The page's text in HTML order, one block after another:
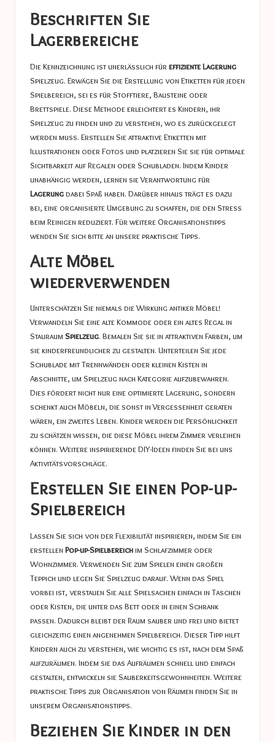
Beschriften Sie
Lagerbereiche
Die Kennzeichnung ist unerlässlich für effiziente Lagerung
Spielzeug. Erwägen Sie die Erstellung von Etiketten für jeden
Spielbereich, sei es für Stofftiere, Bausteine ​​oder
Brettspiele. Diese Methode erleichtert es Kindern, ihr
Spielzeug zu finden und zu verstehen, wo es zurückgelegt
werden muss. Erstellen Sie attraktive Etiketten mit
Illustrationen oder Fotos und platzieren Sie sie für optimale
Sichtbarkeit auf Regalen oder Schubladen. Indem Kinder
unabhängig werden, lernen sie Verantwortung für
Lagerungdabei Spaß haben. Darüber hinaus trägt es dazu
bei, eine organisierte Umgebung zu schaffen, die den Stress
beim Reinigen reduziert. Für weitere Organisationstipps
wenden Sie sich bitte an unserepraktische Tipps.
Alte Möbel
wiederverwenden
Unterschätzen Sie niemals die Wirkung antiker Möbel!
Verwandeln Sie eine alte Kommode oder ein altes Regal in
Stauraum Spielzeug. Bemalen Sie sie in attraktiven Farben, um
sie kinderfreundlicher zu gestalten. Unterteilen Sie jede
Schublade mit Trennwänden oder kleinen Kisten in
Abschnitte, um Spielzeug nach Kategorie aufzubewahren.
Dies fördert nicht nur eine optimierte Lagerung, sondern
schenkt auch Möbeln, die sonst in Vergessenheit geraten
wären, ein zweites Leben. Kinder werden die Persönlichkeit
zu schätzen wissen, die diese Möbel ihrem Zimmer verleihen
können. Weitere inspirierende DIY-Ideen finden Sie bei uns
Aktivitätsvorschläge.
Erstellen Sie einen Pop-up-
Spielbereich
Lassen Sie sich von der Flexibilität inspirieren, indem Sie ein
erstellen Pop-up-Spielbereichim Schlafzimmer oder
Wohnzimmer. Verwenden Sie zum Spielen einen großen
Teppich und legen Sie Spielzeug darauf. Wenn das Spiel
vorbei ist, verstauen Sie alle Spielsachen einfach in Taschen
oder Kisten, die unter das Bett oder in einen Schrank
passen. Dadurch bleibt der Raum sauber und frei und bietet
gleichzeitig einen angenehmen Spielbereich. Dieser Tipp hilft
Kindern auch zu verstehen, wie wichtig es ist, nach dem Spaß
aufzuräumen. Indem sie das Aufräumen schnell und einfach
gestalten, entwickeln sie Sauberkeitsgewohnheiten. Weitere
praktische Tipps zur Organisation von Räumen finden Sie in
unserem Organisationstipps.
Beziehen Sie Kinder in den